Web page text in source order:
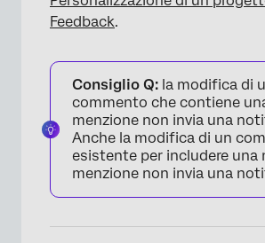
Feedback.
Consiglio Q: la modifica di
commento che contiene
menzione non invia una
Anche la modifica di un
esistente per includere una
menzione non invia una